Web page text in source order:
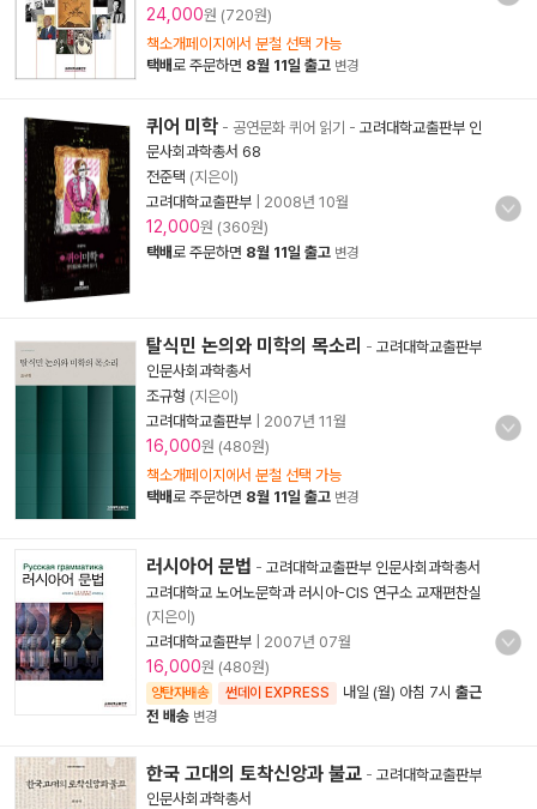
24,000원 (720원)
책소개페이지에서 분철 선택 가능
택배로 주문하면 8월 11일 출고 변경
퀴어 미학 - 공연문화 퀴어 읽기 - 고려대학교출판부 인
문사회과학총서 68
전준택 (지은이)
고려대학교출판부
2008년 10월
12,000원 (360원)
택배로 주문하면 8월 11일 출고 변경
탈식민 논의와 미학의 목소리 - 고려대학교출판부
인문사회과학총서
조규형 (지은이)
고려대학교출판부
2007년 11월
16,000원 (480원)
책소개페이지에서 분철 선택 가능
택배로 주문하면 8월 11일 출고 변경
러시아어 문법 - 고려대학교출판부 인문사회과학총서
고려대학교 노어노문학과 러시아-CIS 연구소 교재편찬실
(지은이)
고려대학교출판부
2007년 07월
16,000원 (480원)
양탄자배송 썬데이 EXPRESS 내일 (월) 아침 7시 출근
전 배송 변경
한국 고대의 토착신앙과 불교 - 고려대학교출판부
인문사회과학총서